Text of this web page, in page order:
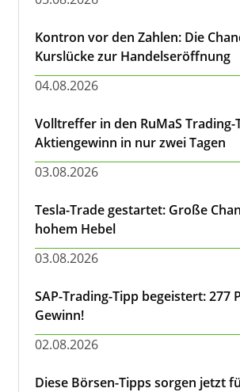
Kontron vor den Zahlen: Die
Kurslücke zur Handelseröffnung
04.08.2026
Volltreffer in den RuMaS Trading-
Aktiengewinn in nur zwei Tagen
03.08.2026
Tesla-Trade gestartet: Große
hohem Hebel
03.08.2026
SAP-Trading-Tipp begeistert: 277
Gewinn!
02.08.2026
Diese Börsen-Tipps sorgen jetzt